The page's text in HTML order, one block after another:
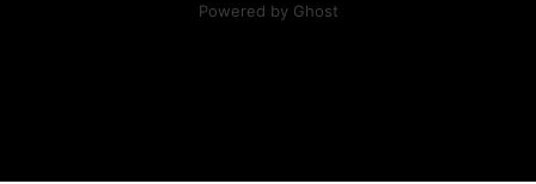
Powered by Ghost